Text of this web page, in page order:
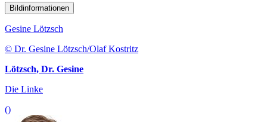
Bildinformationen
Gesine Lötzsch
© Dr. Gesine Lötzsch/Olaf Kostritz
Lötzsch, Dr. Gesine
Die Linke
()